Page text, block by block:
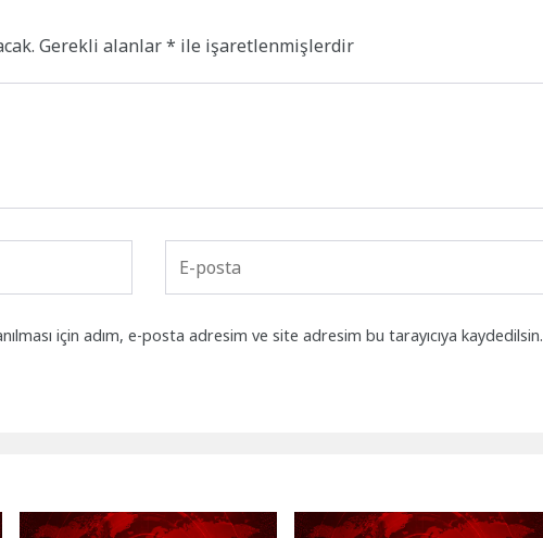
Gerekli alanlar* ile işaretlenmişlerdir
için adım, e-posta adresim ve site adresim bu tarayıcıya kaydedilsin.